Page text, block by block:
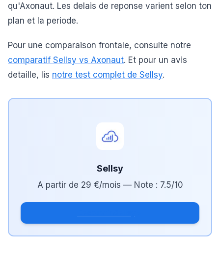
qu'Axonaut. Les delais de reponse varient selon ton
plan et la periode.
Pour une comparaison frontale, consulte notre
comparatif Sellsy vs Axonaut. Et pour un avis
detaille, lis notre test complet de Sellsy.
Sellsy
A partir de 29 €/mois — Note : 7.5/10